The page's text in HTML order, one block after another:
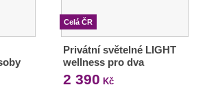
Celá ČR
Privátní světelné LIGHT
wellness pro dva
2 390 Kč